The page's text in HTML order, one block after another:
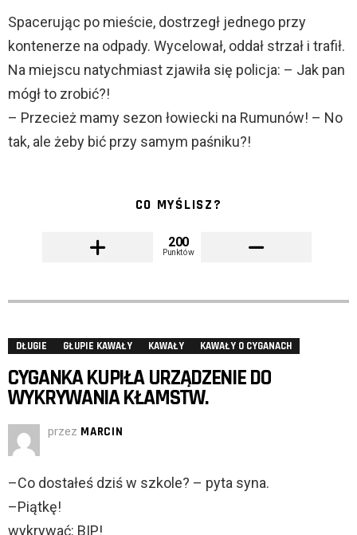
Spacerując po mieście, dostrzegł jednego przy
kontenerze na odpady. Wycelował, oddał strzał i trafił.
Na miejscu natychmiast zjawiła się policja: – Jak pan
mógł to zrobić?!
– Przecież mamy sezon łowiecki na Rumunów! – No
tak, ale żeby bić przy samym paśniku?!
CO MYŚLISZ?
200
Punktów
DŁUGIE GŁUPIE KAWAŁY KAWAŁY KAWAŁY O CYGANACH
CYGANKA KUPIŁA URZĄDZENIE DO
WYKRYWANIA KŁAMSTW.
przez MARCIN
–Co dostałeś dziś w szkole? – pyta syna.
–Piątkę!
wykrywać: BIP!